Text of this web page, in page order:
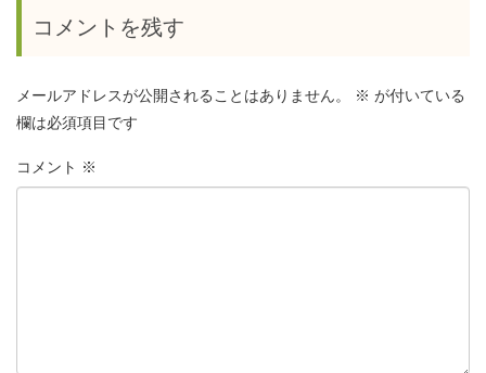
コメントを残す
メールアドレスが公開されることはありません。 ※ が付いている
欄は必須項目です
コメント ※